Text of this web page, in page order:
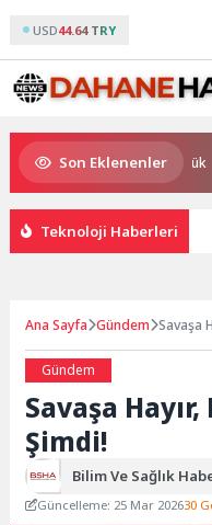
USD44.64 TRY
Son Eklenenler
Potansiyeli Çok Büyük
Teknoloji Haberleri
Ana Sayfa Gündem Savaşa
Gündem
Savaşa
Şimdi!
Bilim Ve Sağlık
Güncelleme: 25 Mar 202630